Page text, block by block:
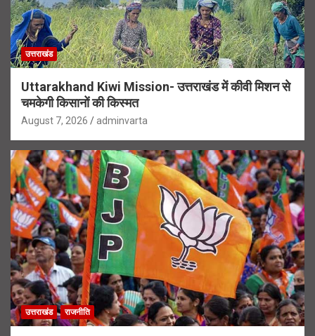
उत्तराखंड
Uttarakhand Kiwi Mission- उत्तराखंड में कीवी मिशन से
चमकेगी किसानों की किस्मत
August 7, 2026 adminvarta
उत्तराखंड राजनीति